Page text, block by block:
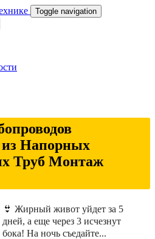
Toggle navigation
из Напорных
Труб Монтаж
👙 Жирный живот уйдет за 5
дней, а еще через 3 исчезнут
бока! На ночь съедайте...